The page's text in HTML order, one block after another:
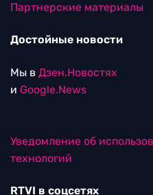
Партнерские материалы
Достойные новости
Мы в Дзен.Новостях
и Google.News
Уведомление об
технологий
RTVI в соцсетях